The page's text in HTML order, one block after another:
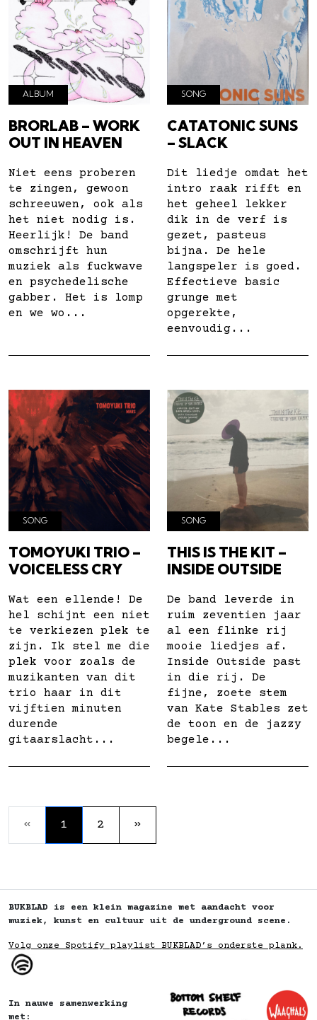
ALBUM
BRORLAB – WORK
OUT IN HEAVEN
Niet eens proberen
te zingen, gewoon
schreeuwen, ook als
het niet nodig is.
Heerlijk! De band
omschrijft hun
muziek als fuckwave
en psychedelische
gabber. Het is lomp
en we wo...
SONG
CATATONIC SUNS
– SLACK
Dit liedje omdat het
intro raak rifft en
het geheel lekker
dik in de verf is
gezet, pasteus
bijna. De hele
langspeler is goed.
Effectieve basic
grunge met
opgerekte,
eenvoudig...
SONG
TOMOYUKI TRIO –
VOICELESS CRY
Wat een ellende! De
hel schijnt een niet
te verkiezen plek te
zijn. Ik stel me die
plek voor zoals de
muzikanten van dit
trio haar in dit
vijftien minuten
durende
gitaarslacht...
SONG
THIS IS THE KIT –
INSIDE OUTSIDE
De band leverde in
ruim zeventien jaar
al een flinke rij
mooie liedjes af.
Inside Outside past
in die rij. De
fijne, zoete stem
van Kate Stables zet
de toon en de jazzy
begele...
« 1 2 »
BUKBLAD is een klein magazine met aandacht voor
muziek, kunst en cultuur uit de underground scene.
Volg onze Spotify playlist BUKBLAD’s onderste plank.
In nauwe samenwerking
met: